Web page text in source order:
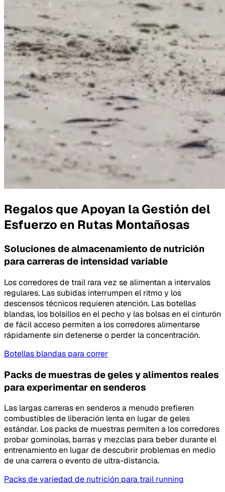
Regalos que Apoyan la Gestión del
Esfuerzo en Rutas Montañosas
Soluciones de almacenamiento de nutrición
para carreras de intensidad variable
Los corredores de trail rara vez se alimentan a intervalos
regulares. Las subidas interrumpen el ritmo y los
descensos técnicos requieren atención. Las botellas
blandas, los bolsillos en el pecho y las bolsas en el cinturón
de fácil acceso permiten a los corredores alimentarse
rápidamente sin detenerse o perder la concentración.
Botellas blandas para correr
Packs de muestras de geles y alimentos reales
para experimentar en senderos
Las largas carreras en senderos a menudo prefieren
combustibles de liberación lenta en lugar de geles
estándar. Los packs de muestras permiten a los corredores
probar gominolas, barras y mezclas para beber durante el
entrenamiento en lugar de descubrir problemas en medio
de una carrera o evento de ultra-distancia.
Packs de variedad de nutrición para trail running